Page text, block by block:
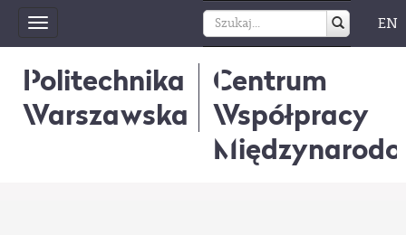
Toggle
navigation
EN
Politechnika
Warszawska
Centrum
Współpracy